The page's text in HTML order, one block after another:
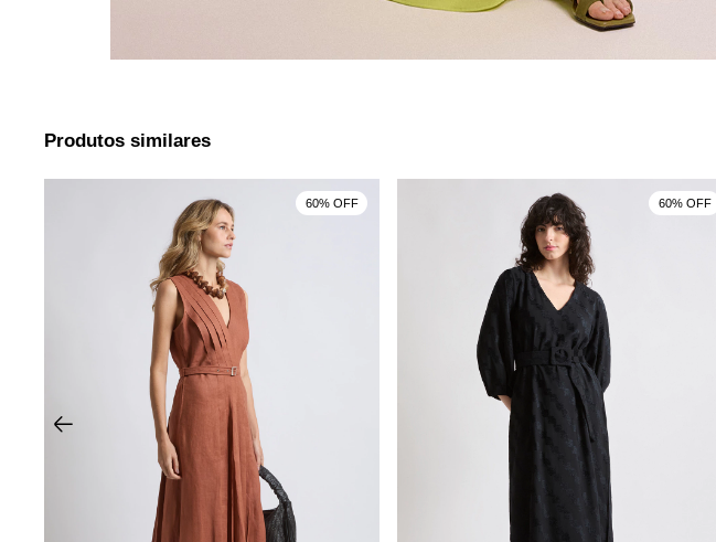
Produtos similares
60% OFF 60% OFF